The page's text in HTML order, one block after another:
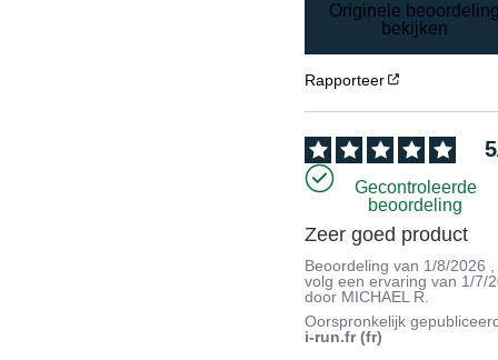
Originele
bekijken
Rapporteer
5
Gecontroleerde
beoordeling
Zeer goed product
Beoordeling van 1/8/2026
volg een ervaring van 1/7/
door MICHAEL R.
Oorspronkelijk
i-run.fr (fr)